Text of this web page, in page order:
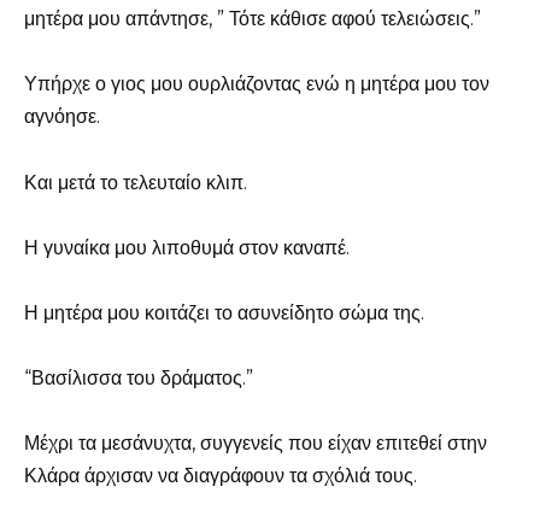
μητέρα μου απάντησε, ” Τότε κάθισε αφού τελειώσεις.”
Υπήρχε ο γιος μου ουρλιάζοντας ενώ η μητέρα μου τον
αγνόησε.
Και μετά το τελευταίο κλιπ.
Η γυναίκα μου λιποθυμά στον καναπέ.
Η μητέρα μου κοιτάζει το ασυνείδητο σώμα της.
“Βασίλισσα του δράματος.”
Μέχρι τα μεσάνυχτα, συγγενείς που είχαν επιτεθεί στην
Κλάρα άρχισαν να διαγράφουν τα σχόλιά τους.